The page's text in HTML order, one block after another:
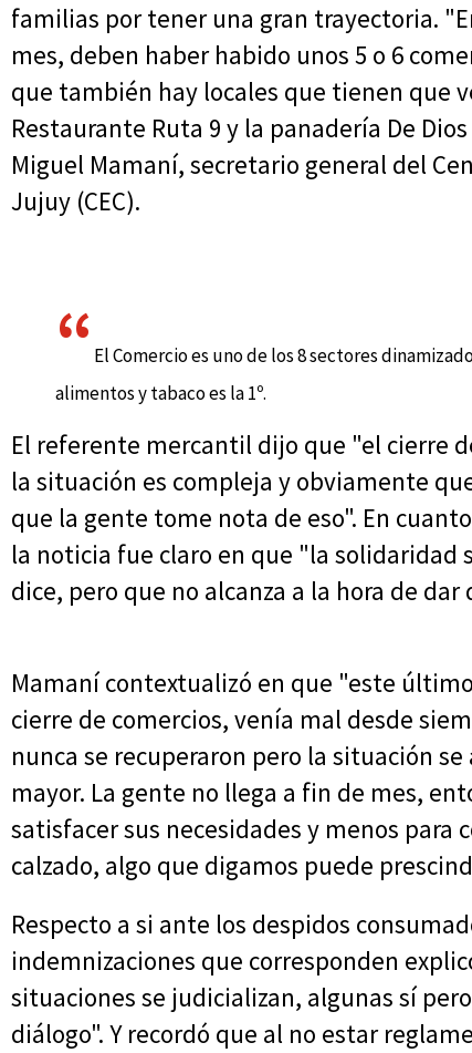
familias por tener una gran trayectoria.
mes, deben haber habido unos 5 o 6
que también hay locales que tienen que
Restaurante Ruta 9 y la panadería De
Miguel Mamaní, secretario general del
Jujuy (CEC).
El Comercio es uno de los 8 sectores
alimentos y tabaco es la 1º.
El referente mercantil dijo que "el cierre
la situación es compleja y obviamente
que la gente tome nota de eso". En
la noticia fue claro en que "la solidaridad
dice, pero que no alcanza a la hora de
Mamaní contextualizó en que "este
cierre de comercios, venía mal desde
nunca se recuperaron pero la situación
mayor. La gente no llega a fin de mes,
satisfacer sus necesidades y menos para
calzado, algo que digamos puede
Respecto a si ante los despidos
indemnizaciones que corresponden
situaciones se judicializan, algunas sí
diálogo". Y recordó que al no estar